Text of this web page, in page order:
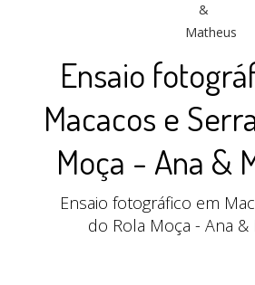
Ensaio
Macacos e
Moça - Ana &
Ensaio fotográfico em
do Rola Moça - Ana